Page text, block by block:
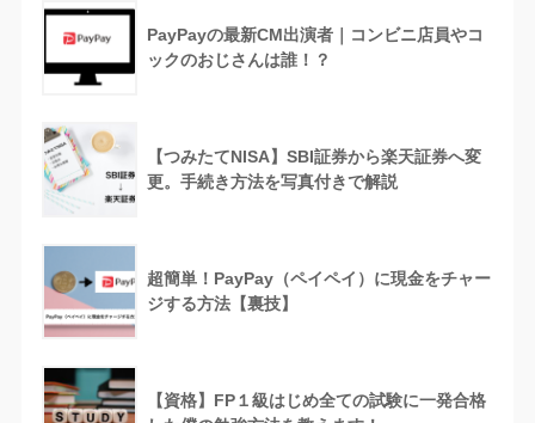
PayPayの最新CM出演者｜コンビニ店員やコ
ックのおじさんは誰！？
【つみたてNISA】SBI証券から楽天証券へ変
更。手続き方法を写真付きで解説
超簡単！PayPay（ペイペイ）に現金をチャー
ジする方法【裏技】
【資格】FP１級はじめ全ての試験に一発合格